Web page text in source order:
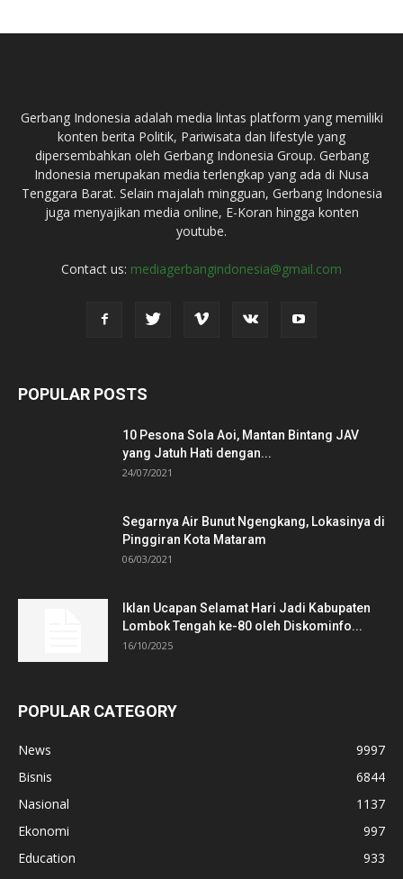
Gerbang Indonesia adalah media lintas platform yang memiliki
konten berita Politik, Pariwisata dan lifestyle yang
dipersembahkan oleh Gerbang Indonesia Group. Gerbang
Indonesia merupakan media terlengkap yang ada di Nusa
Tenggara Barat. Selain majalah mingguan, Gerbang Indonesia
juga menyajikan media online, E-Koran hingga konten
youtube.
Contact us: mediagerbangindonesia@gmail.com
POPULAR POSTS
10 Pesona Sola Aoi, Mantan Bintang JAV
yang Jatuh Hati dengan...
24/07/2021
Segarnya Air Bunut Ngengkang, Lokasinya di
Pinggiran Kota Mataram
06/03/2021
Iklan Ucapan Selamat Hari Jadi Kabupaten
Lombok Tengah ke-80 oleh Diskominfo...
16/10/2025
POPULAR CATEGORY
News
9997
Bisnis
6844
Nasional
1137
Ekonomi
997
Education
933